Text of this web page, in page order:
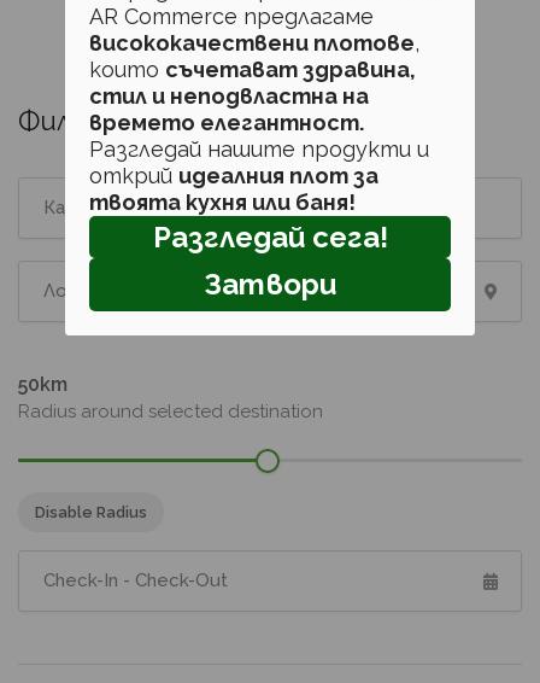
AR Commerce предлагаме
висококачествени плотове,
които съчетават здравина,
стил и неподвластна на
времето елегантност.
Разгледай нашите продукти и
открий идеалния плот за
твоята кухня или баня!
Разгледай сега!
Затвори
1 2 3 4
Филтри
50
Radius around selected destination
Disable Radius